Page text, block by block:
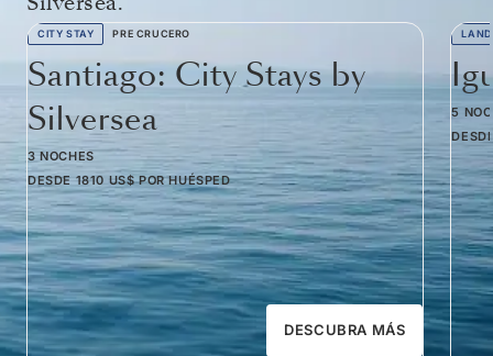
CITY STAY PRE CRUCERO
Santiago: City Stays by
Silversea
3 NOCHES
DESDE 1810 US$ POR HUÉSPED
DESCUBRA MÁS
5